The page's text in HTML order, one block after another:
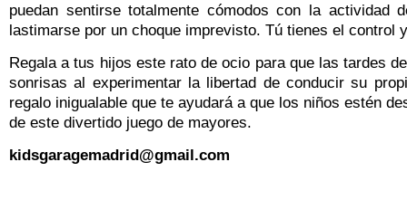
puedan sentirse totalmente cómodos con la
lastimarse por un choque imprevisto. Tú tienes el
Regala a tus hijos este rato de ocio para que las tardes
sonrisas al experimentar la libertad de conducir su
regalo inigualable que te ayudará a que los niños estén
de este divertido juego de mayores.
kidsgaragemadrid@gmail.com